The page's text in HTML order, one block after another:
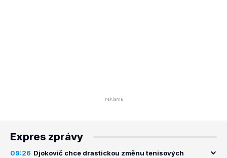
Expres zprávy
09:26 Djokovič chce drastickou změnu tenisových